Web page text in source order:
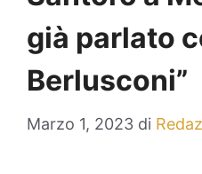
già parlato
Berlusconi”
Marzo 1, 2023 di